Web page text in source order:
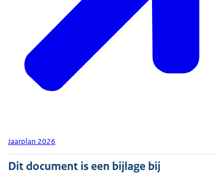
Jaarplan 2026
Dit document is een bijlage bij